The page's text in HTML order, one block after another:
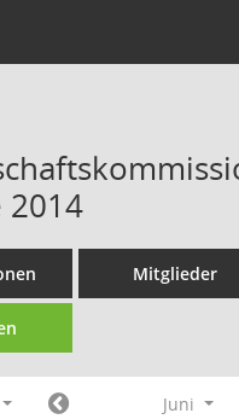
2014
Mitglieder
Juni